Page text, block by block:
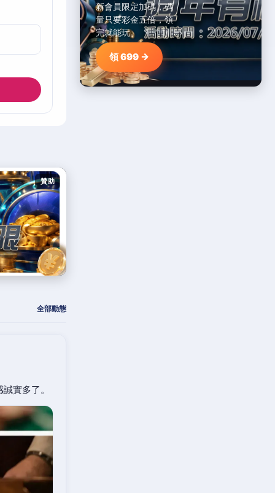
贊助
全部動態
實多了。
新會員限定加碼，碼
量只要彩金五倍，領
完就能玩。
領 699 →